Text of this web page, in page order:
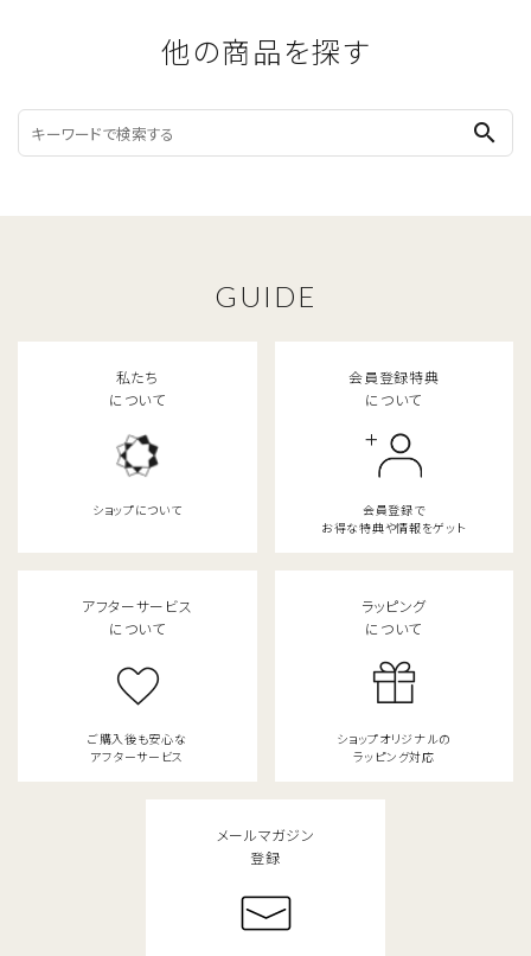
他の商品を探す
search
GUIDE
私たち
について
ショップについて
会員登録特典
について
会員登録で
お得な特典や情報をゲット
アフターサービス
について
ご購入後も安心な
アフターサービス
ラッピング
について
ショップオリジナルの
ラッピング対応
メールマガジン
登録